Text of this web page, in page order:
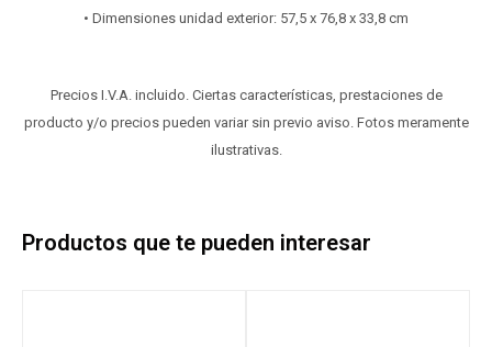
• Dimensiones unidad exterior: 57,5 x 76,8 x 33,8 cm
Precios I.V.A. incluido. Ciertas características, prestaciones de
producto y/o precios pueden variar sin previo aviso. Fotos meramente
ilustrativas.
Productos que te pueden interesar